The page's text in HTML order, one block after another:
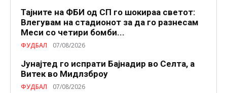
Тајните на ФБИ од СП го шокираа светот:
Влегувам на стадионот за да го разнесам
Меси со четири бомби...
ФУДБАЛ 07/08/2026
Јунајтед го испрати Бајнадир во Селта, а
Витек во Мидлзброу
ФУДБАЛ 07/08/2026